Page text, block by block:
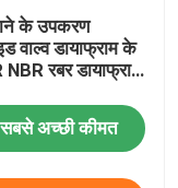
के उपकरण
वाल्व डायाफ्राम के
NBR रबर डायाफ्राम
सबसे अच्छी कीमत